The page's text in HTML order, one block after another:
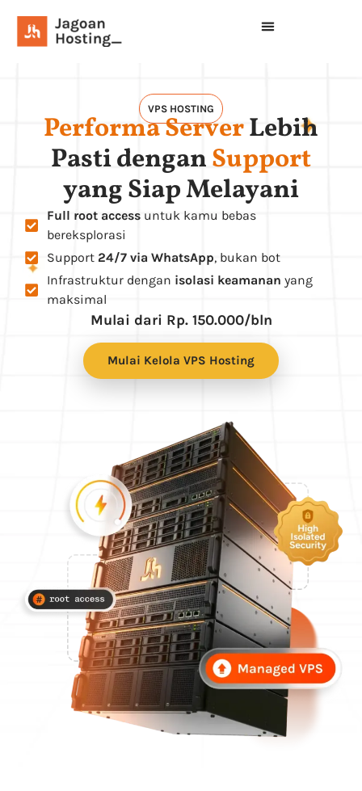
VPS HOSTING
Performa ServerLebih
Pasti denganSupport
yang Siap Melayani
Full root accessuntuk kamu bebas
bereksplorasi
Support 24/7 via WhatsApp, bukan bot
Infrastruktur dengan isolasi keamanan yang
maksimal
Mulai dari Rp. 150.000/bln
Mulai Kelola VPS Hosting